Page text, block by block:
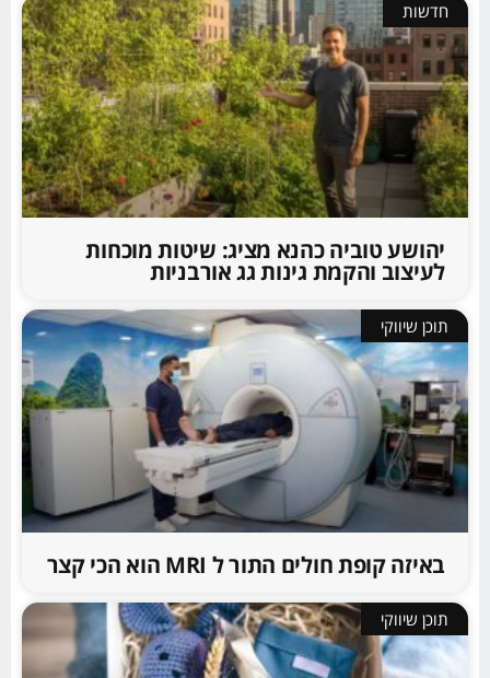
חדשות
יהושע טוביה כהנא מציג: שיטות מוכחות
לעיצוב והקמת גינות גג אורבניות
תוכן שיווקי
באיזה קופת חולים התור ל MRI הוא הכי קצר
תוכן שיווקי